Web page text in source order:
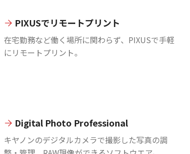
PIXUSでリモートプリント
在宅勤務など働く場所に関わらず、PIXUSで手軽
にリモートプリント。
Digital Photo Professional
キヤノンのデジタルカメラで撮影した写真の調